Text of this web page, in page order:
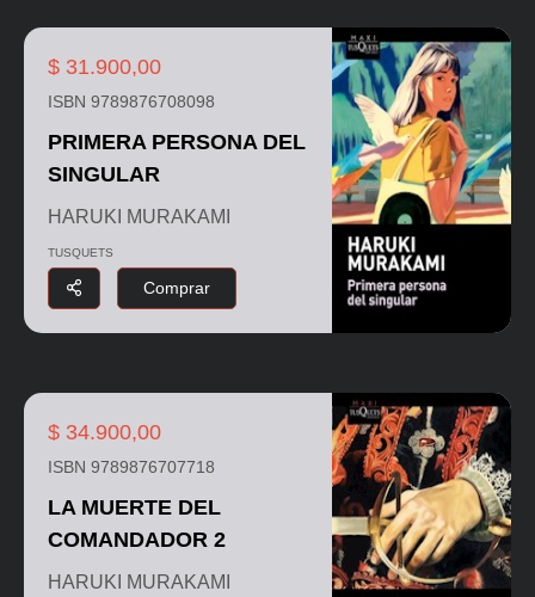
$ 31.900,00
ISBN 9789876708098
PRIMERA PERSONA DEL
SINGULAR
HARUKI MURAKAMI
TUSQUETS
Comprar
$ 34.900,00
ISBN 9789876707718
LA MUERTE DEL
COMANDADOR 2
HARUKI MURAKAMI